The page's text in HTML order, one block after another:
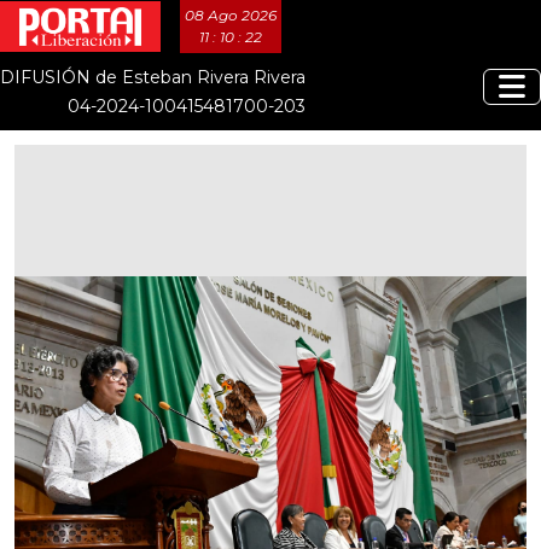
08 Ago 2026
11 : 10 : 23
DIFUSIÓN de Esteban Rivera Rivera
04-2024-100415481700-203